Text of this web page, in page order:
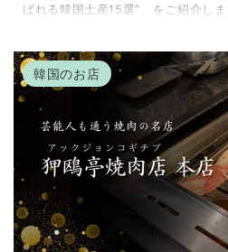
ばれる韓国土産15選” をご紹介し
まで幅広くまとめてみました！
ハイボール、コーヒーなども追加し
韓国のお店